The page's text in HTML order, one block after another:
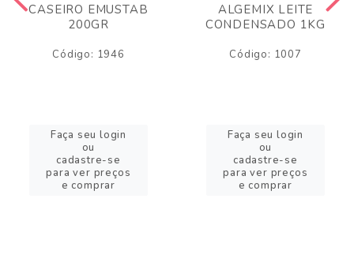
CASEIRO EMUSTAB
200GR
Código: 1946
Faça seu login
ou
cadastre-se
para ver preços
e comprar
ALGEMIX LEITE
CONDENSADO 1KG
Código: 1007
Faça seu login
ou
cadastre-se
para ver preços
e comprar